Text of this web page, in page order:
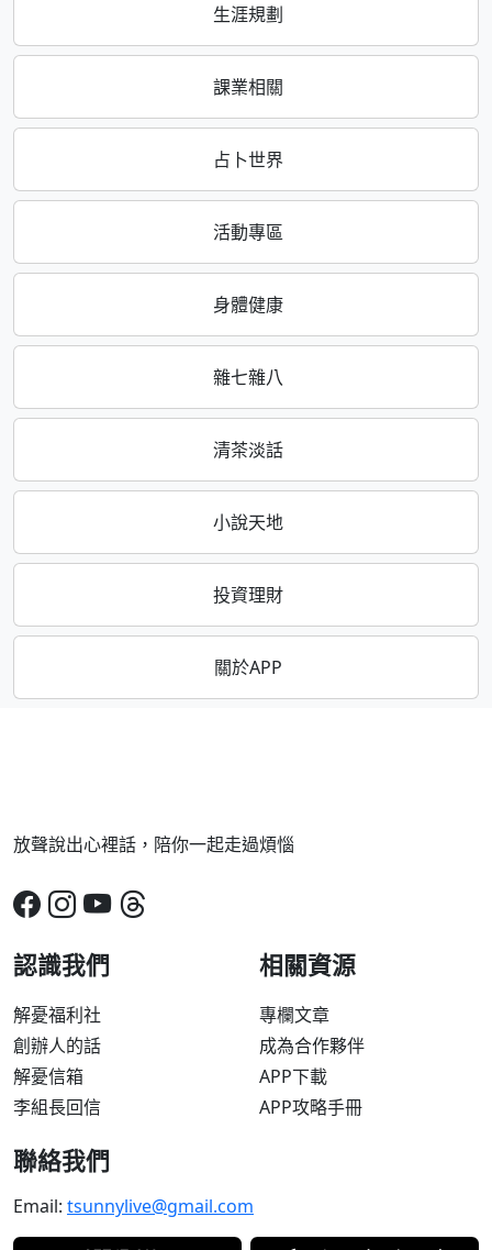
生涯規劃
課業相關
占卜世界
活動專區
身體健康
雜七雜八
清茶淡話
小說天地
投資理財
關於APP
放聲說出心裡話，陪你一起走過煩惱
認識我們
解憂福利社
創辦人的話
解憂信箱
李組長回信
相關資源
專欄文章
成為合作夥伴
APP下載
APP攻略手冊
聯絡我們
Email: tsunnylive@gmail.com